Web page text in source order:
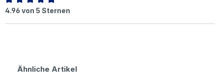
Durchschnittliche Bewertung von 4.96 von 5 Sternen
4.96 von 5 Sternen
Produktgalerie überspringen
Ähnliche Artikel